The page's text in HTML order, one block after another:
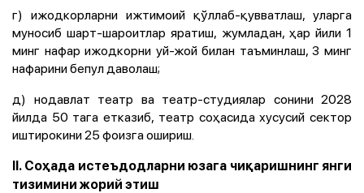
г) ижодкорларни ижтимоий қўллаб-қувватлаш, уларга
муносиб шарт-шароитлар яратиш, жумладан, ҳар йили 1
минг нафар ижодкорни уй-жой билан таъминлаш, 3 минг
нафарини бепул даволаш;
д) нодавлат театр ва театр-студиялар сонини 2028
йилда 50 тага етказиб, театр соҳасида хусусий сектор
иштирокини 25 фоизга ошириш.
II. Соҳада истеъдодларни юзага чиқаришнинг янги
тизимини жорий этиш